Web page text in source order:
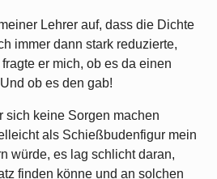
Lehrer auf, dass die Dichte
immer dann stark reduzierte,
er mich, ob es da einen
ob es den gab!
sich keine Sorgen machen
als Schießbudenfigur mein
würde, es lag schlicht daran,
finden könne und an solchen